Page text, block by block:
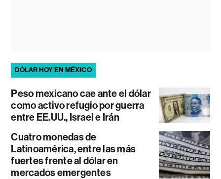
DÓLAR HOY EN MÉXICO
Peso mexicano cae ante el dólar
como activo refugio por guerra
entre EE.UU., Israel e Irán
Cuatro monedas de
Latinoamérica, entre las más
fuertes frente al dólar en
mercados emergentes